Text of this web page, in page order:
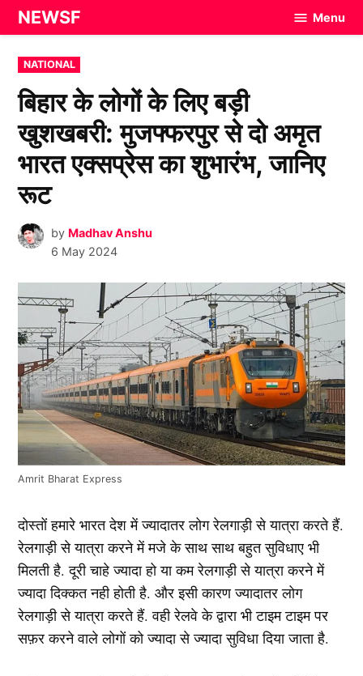
Skip
to
content
NEWSF Menu
POSTED
IN
NATIONAL
बिहार के लोगों के लिए बड़ी
खुशखबरी: मुजफ्फरपुर से दो अमृत
भारत एक्सप्रेस का शुभारंभ, जानिए
रूट
by Madhav Anshu
6 May 2024
Amrit Bharat Express
दोस्तों हमारे भारत देश में ज्यादातर लोग रेलगाड़ी से यात्रा करते हैं.
रेलगाड़ी से यात्रा करने में मजे के साथ साथ बहुत सुविधाए भी
मिलती है. दूरी चाहे ज्यादा हो या कम रेलगाड़ी से यात्रा करने में
ज्यादा दिक्कत नही होती है. और इसी कारण ज्यादातर लोग
रेलगाड़ी से यात्रा करते हैं. वही रेलवे के द्वारा भी टाइम टाइम पर
सफ़र करने वाले लोगों को ज्यादा से ज्यादा सुविधा दिया जाता है.